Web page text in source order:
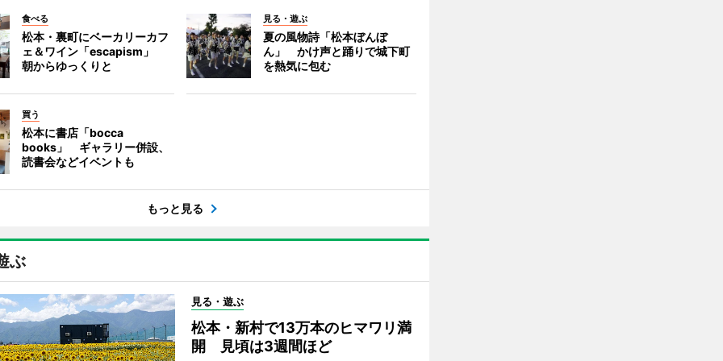
食べる
松本・裏町にベーカリーカフ
ェ＆ワイン「escapism」
朝からゆっくりと
見る・遊ぶ
夏の風物詩「松本ぼんぼ
ん」 かけ声と踊りで城下町
を熱気に包む
買う
松本に書店「bocca
books」 ギャラリー併設、
読書会などイベントも
もっと見る
ぶ
見る・遊ぶ
松本・新村で13万本のヒマワリ満
開 見頃は3週間ほど